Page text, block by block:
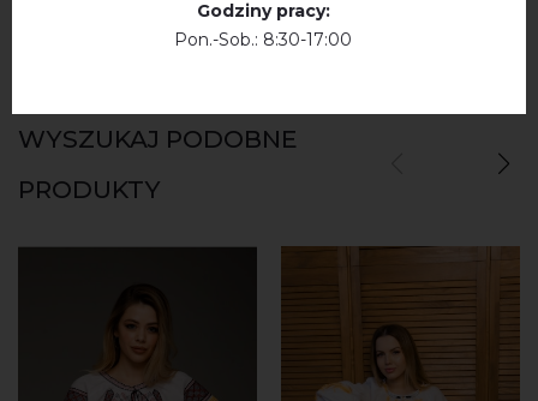
WYSZUKAJ PODOBNE
PRODUKTY
Godziny pracy:
Pon.-Sob.: 8:30-17:00